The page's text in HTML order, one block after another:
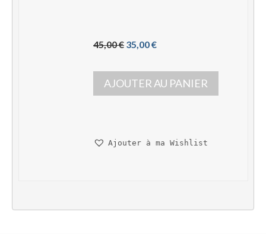
45,00 € L
p
r
i
i
é
35,00 €L
p
r
i
t
s
AJOUTER AU PANIER
Ajouter à ma Wishlist